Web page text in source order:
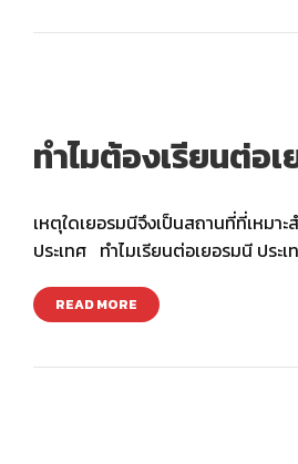
ทำไมต้องเรียนต่อ
เหตุใดเยอรมนีจึงเป็นสถานที่ที่เหมา
ประเทศ ทำไมเรียนต่อเยอรมนี ประเ
READ MORE